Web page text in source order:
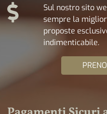
Sul nostro sito
sempre la
proposte
indimenticabile.